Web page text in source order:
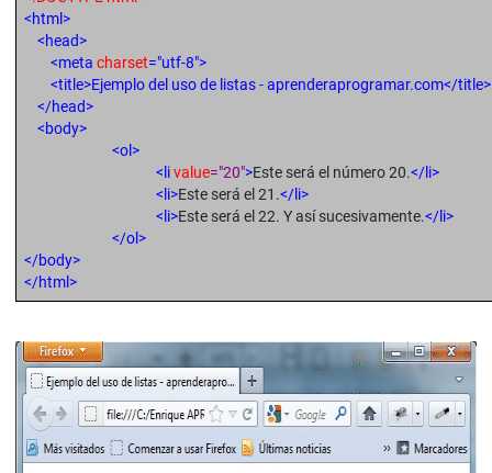
<html>
<head>
<meta charset="utf-8">
<title>Ejemplo del uso de listas - aprenderaprogramar.com</title>
</head>
<body>
<ol>
<livalue="20">Este será el número 20.</li>
<li>Este será el 21.</li>
<li>Este será el 22. Y así sucesivamente.</li>
</ol>
</body>
</html>